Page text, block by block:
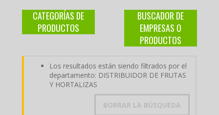
CATEGORÍAS DE
PRODUCTOS
BUSCADOR DE
EMPRESAS O
PRODUCTOS
Los resultados están siendo filtrados por el
departamento: DISTRIBUIDOR DE FRUTAS
Y HORTALIZAS
BORRAR LA BÚSQUEDA